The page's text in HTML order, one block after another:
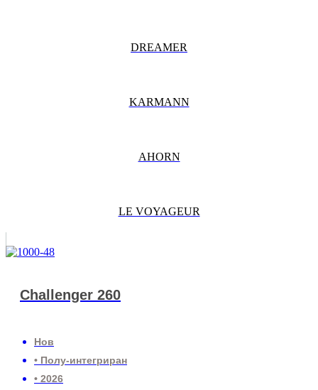
DREAMER
KARMANN
AHORN
LE VOYAGEUR
Challenger 260
Нов
• Полу-интегриран
• 2026